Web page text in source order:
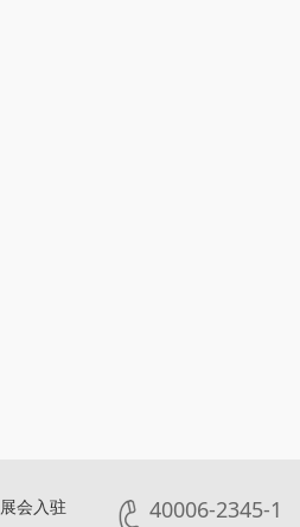
展会入驻 40006-2345-1